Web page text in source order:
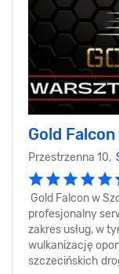
Gold Falcon
Przestrzenna 10,
Gold Falcon w
profesjonalny
zakres usług, w
wulkanizację
szczecińskich